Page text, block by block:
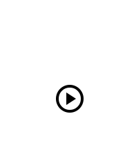
play_circle